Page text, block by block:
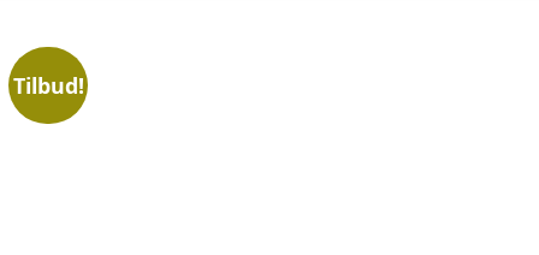
Tilbud!